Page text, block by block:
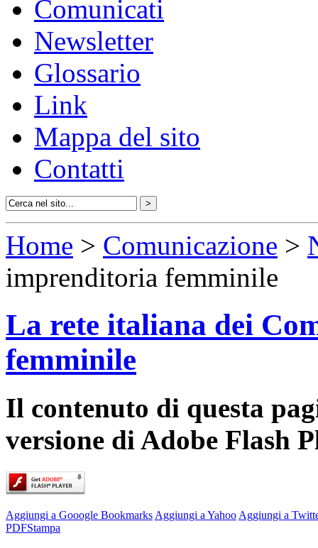
Comunicati
Newsletter
Glossario
Link
Mappa del sito
Contatti
Home > Comunicazione >
imprenditoria femminile
La rete italiana dei
femminile
Il contenuto di questa
versione di Adobe Flash
Aggiungi a Gooogle Bookmarks Aggiungi a Yahoo Aggiungi a
PDFStampa